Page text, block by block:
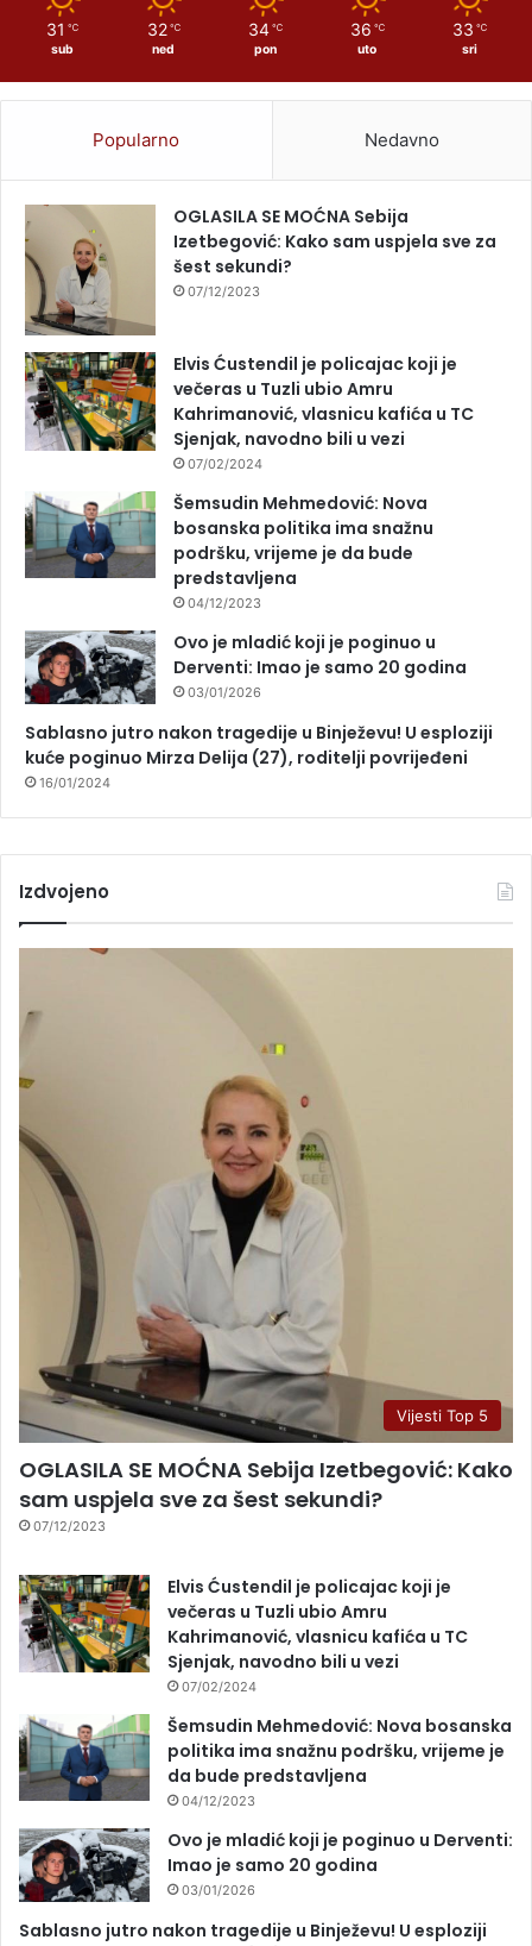
31 ℃
sub
32 ℃
ned
34 ℃
pon
36 ℃
uto
33 ℃
sri
Popularno Nedavno
OGLASILA SE MOĆNA Sebija
Izetbegović: Kako sam uspjela sve za
šest sekundi?
07/12/2023
Elvis Ćustendil je policajac koji je
večeras u Tuzli ubio Amru
Kahrimanović, vlasnicu kafića u TC
Sjenjak, navodno bili u vezi
07/02/2024
Šemsudin Mehmedović: Nova
bosanska politika ima snažnu
podršku, vrijeme je da bude
predstavljena
04/12/2023
Ovo je mladić koji je poginuo u
Derventi: Imao je samo 20 godina
03/01/2026
Sablasno jutro nakon tragedije u Binježevu! U esploziji
kuće poginuo Mirza Delija (27), roditelji povrijeđeni
16/01/2024
Izdvojeno
Vijesti Top 5
OGLASILA SE MOĆNA Sebija Izetbegović: Kako
sam uspjela sve za šest sekundi?
07/12/2023
Elvis Ćustendil je policajac koji je
večeras u Tuzli ubio Amru
Kahrimanović, vlasnicu kafića u TC
Sjenjak, navodno bili u vezi
07/02/2024
Šemsudin Mehmedović: Nova bosanska
politika ima snažnu podršku, vrijeme je
da bude predstavljena
04/12/2023
Ovo je mladić koji je poginuo u Derventi:
Imao je samo 20 godina
03/01/2026
Sablasno jutro nakon tragedije u Binježevu! U esploziji